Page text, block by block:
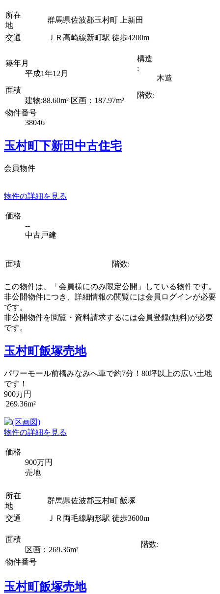
所在
地
群馬県佐波郡玉村町 上新田
交通 ＪＲ高崎線新町駅 徒歩4200m
築年月
平成1年12月
構造
:
木造
面積
建物:88.60m² 区画：187.97m²
階数:
物件番号
38046
玉村町下新田中古住宅
会員物件
物件の詳細を見る
価格
--
中古戸建
面積 階数:
この物件は、「会員様にのみ限定公開」している物件です。
非公開物件につき、詳細情報の閲覧には会員ログインが必要
です。
非公開物件を閲覧・資料請求するには会員登録(無料)が必要
です。
玉村町飯塚売地
パワーモール前橋みなみへ車で約7分！80坪以上の広い土地
です！
900万円
269.36m²
物件の詳細を見る
価格
900万円
売地
所在
地
群馬県佐波郡玉村町 飯塚
交通 ＪＲ両毛線駒形駅 徒歩3600m
面積
区画：269.36m²
階数:
物件番号
玉村町飯塚売地